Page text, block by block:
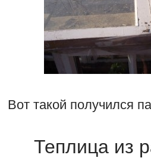
Вот такой получился
Теплица из